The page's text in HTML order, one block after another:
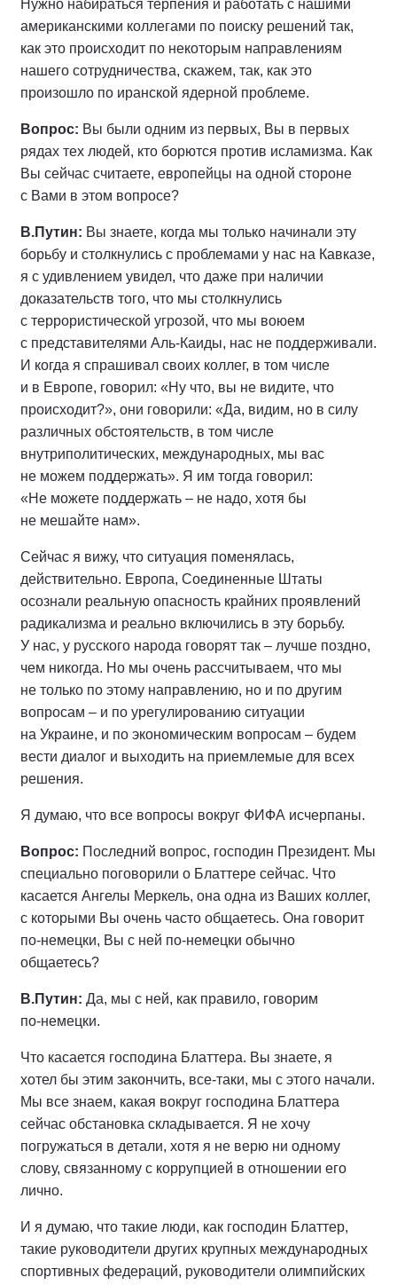
Нужно набираться терпения и работать с нашими
американскими коллегами по поиску решений так,
как это происходит по некоторым направлениям
нашего сотрудничества, скажем, так, как это
произошло по иранской ядерной проблеме.
Вопрос: Вы были одним из первых, Вы в первых
рядах тех людей, кто борются против исламизма. Как
Вы сейчас считаете, европейцы на одной стороне
с Вами в этом вопросе?
В.Путин: Вы знаете, когда мы только начинали эту
борьбу и столкнулись с проблемами у нас на Кавказе,
я с удивлением увидел, что даже при наличии
доказательств того, что мы столкнулись
с террористической угрозой, что мы воюем
с представителями Аль-Каиды, нас не поддерживали.
И когда я спрашивал своих коллег, в том числе
и в Европе, говорил: «Ну что, вы не видите, что
происходит?», они говорили: «Да, видим, но в силу
различных обстоятельств, в том числе
внутриполитических, международных, мы вас
не можем поддержать». Я им тогда говорил:
«Не можете поддержать – не надо, хотя бы
не мешайте нам».
Сейчас я вижу, что ситуация поменялась,
действительно. Европа, Соединенные Штаты
осознали реальную опасность крайних проявлений
радикализма и реально включились в эту борьбу.
У нас, у русского народа говорят так – лучше поздно,
чем никогда. Но мы очень рассчитываем, что мы
не только по этому направлению, но и по другим
вопросам – и по урегулированию ситуации
на Украине, и по экономическим вопросам – будем
вести диалог и выходить на приемлемые для всех
решения.
Я думаю, что все вопросы вокруг ФИФА исчерпаны.
Вопрос: Последний вопрос, господин Президент. Мы
специально поговорили о Блаттере сейчас. Что
касается Ангелы Меркель, она одна из Ваших коллег,
с которыми Вы очень часто общаетесь. Она говорит
по‑немецки, Вы с ней по‑немецки обычно
общаетесь?
В.Путин: Да, мы с ней, как правило, говорим
по‑немецки.
Что касается господина Блаттера. Вы знаете, я
хотел бы этим закончить, все‑таки, мы с этого начали.
Мы все знаем, какая вокруг господина Блаттера
сейчас обстановка складывается. Я не хочу
погружаться в детали, хотя я не верю ни одному
слову, связанному с коррупцией в отношении его
лично.
И я думаю, что такие люди, как господин Блаттер,
такие руководители других крупных международных
спортивных федераций, руководители олимпийских